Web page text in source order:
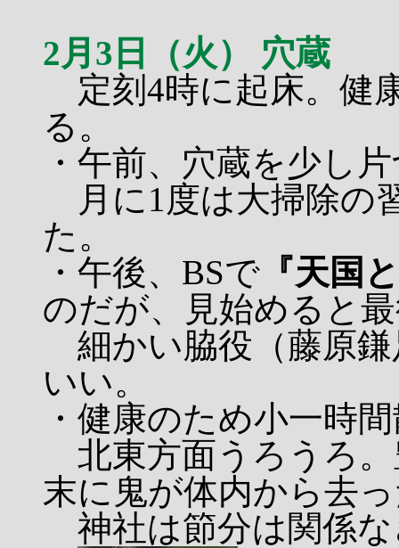
2月3日（火） 穴蔵
定刻4時に起床。健
る。
・午前、穴蔵を少し
月に1度は大掃除の
た。
・午後、BSで 『天国
のだが、見始めると
細かい脇役（藤原
いい。
・健康のため小一時
北東方面うろうろ。
末に鬼が体内から去
神社は節分は関係